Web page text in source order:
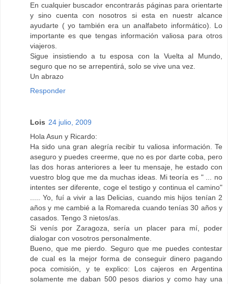
En cualquier buscador encontrarás páginas para orientarte
y sino cuenta con nosotros si esta en nuestr alcance
ayudarte ( yo también era un analfabeto informático). Lo
importante es que tengas información valiosa para otros
viajeros.
Sigue insistiendo a tu esposa con la Vuelta al Mundo,
seguro que no se arrepentirá, solo se vive una vez.
Un abrazo
Responder
Lois 24 julio, 2009
Hola Asun y Ricardo:
Ha sido una gran alegría recibir tu valiosa información. Te
aseguro y puedes creerme, que no es por darte coba, pero
las dos horas anteriores a leer tu mensaje, he estado con
vuestro blog que me da muchas ideas. Mi teoría es " ... no
intentes ser diferente, coge el testigo y continua el camino"
..... Yo, fuí a vivir a las Delicias, cuando mis hijos tenían 2
años y me cambié a la Romareda cuando tenías 30 años y
casados. Tengo 3 nietos/as.
Si venís por Zaragoza, sería un placer para mí, poder
dialogar con vosotros personalmente.
Bueno, que me pierdo. Seguro que me puedes contestar
de cual es la mejor forma de conseguir dinero pagando
poca comisión, y te explico: Los cajeros en Argentina
solamente me daban 500 pesos diarios y como hay una